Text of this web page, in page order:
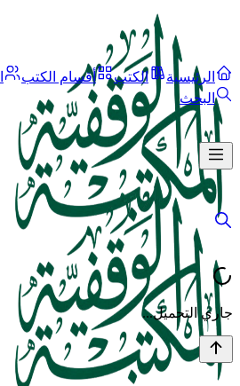
الرئيسية الكتب أقسام الكتب
البحث
جاري التحميل...